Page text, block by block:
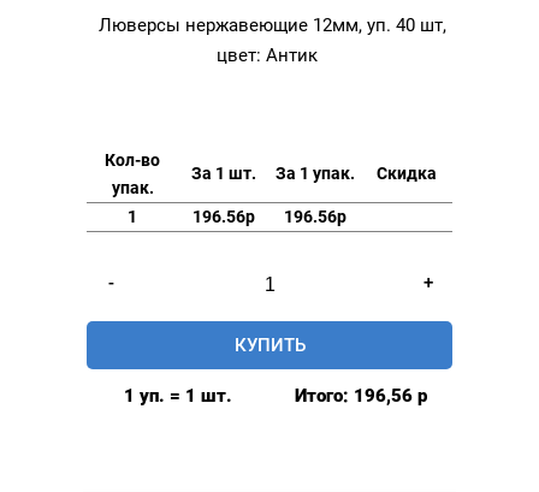
Люверсы нержавеющие 12мм, уп. 40 шт,
цвет: Антик
Кол-во
упак.
За 1 шт. За 1 упак. Скидка
1 196.56р 196.56р
-
товара
Люверсы
нержавеющие
+
КУПИТЬ
1 уп. = 1 шт. Итого: 196,56 р